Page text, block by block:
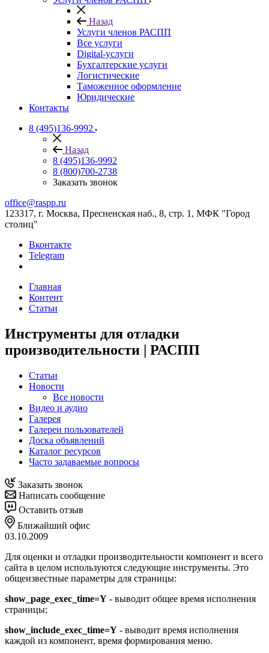
Назад
Услуги членов РАСПП
Все услуги
Digital-услуги
Бухгалтерские услуги
Логистические
Таможенное оформление
Юридические
Контакты
8 (495)136-9992
Назад
8 (495)136-9992
8 (800)700-2738
Заказать звонок
office@raspp.ru
123317, г. Москва, Пресненская наб., 8, стр. 1, МФК "Город
столиц"
Вконтакте
Telegram
Главная
Контент
Статьи
Инструменты для отладки
производительности | РАСПП
Статьи
Новости
Все новости
Видео и аудио
Галерея
Галереи пользователей
Доска объявлений
Каталог ресурсов
Часто задаваемые вопросы
Заказать звонок
Написать сообщение
Оставить отзыв
Ближайший офис
03.10.2009
Для оценки и отладки производительности компонент и всего
сайта в целом используются следующие инструменты. Это
общеизвестные параметры для страницы:
show_page_exec_time=Y - выводит общее время исполнения
страницы;
show_include_exec_time=Y - выводит время исполнения
каждой из компонент, время формирования меню.